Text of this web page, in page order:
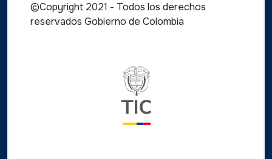
©Copyright 2021 - Todos los derechos
reservados Gobierno de Colombia